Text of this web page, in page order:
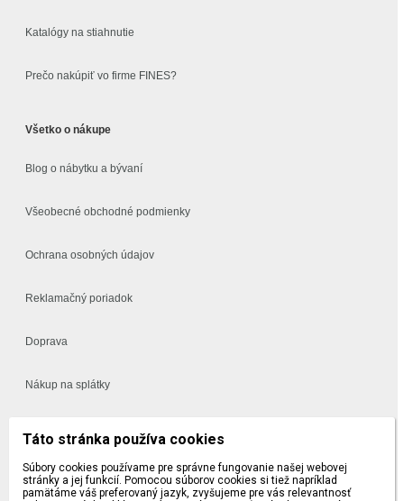
Katalógy na stiahnutie
Prečo nakúpiť vo firme FINES?
Všetko o nákupe
Blog o nábytku a bývaní
Všeobecné obchodné podmienky
Ochrana osobných údajov
Reklamačný poriadok
Doprava
Nákup na splátky
Vynáška a montáž
Táto stránka používa cookies
Súbory cookies používame pre správne fungovanie našej webovej
stránky a jej funkcií. Pomocou súborov cookies si tiež napríklad
pamätáme váš preferovaný jazyk, zvyšujeme pre vás relevantnosť